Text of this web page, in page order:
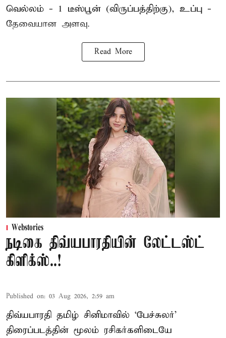
வெல்லம் - 1 டீஸ்பூன் (விருப்பத்திற்கு), உப்பு -
தேவையான அளவு.
Read More
Webstories
நடிகை திவ்யபாரதியின் லேட்டஸ்ட்
கிளிக்ஸ்..!
Published on: 03 Aug 2026, 2:59 am
திவ்யபாரதி தமிழ் சினிமாவில் ‘பேச்சுலர்’
திரைப்படத்தின் மூலம் ரசிகர்களிடையே